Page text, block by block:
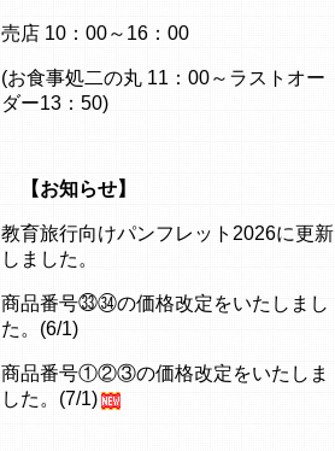
売店 10：00～16：00
(お食事処二の丸 11：00～ラストオー
ダー13：50)
【お知らせ】
教育旅行向けパンフレット2026に更新
しました。
商品番号㉝㉞の価格改定をいたしまし
た。(6/1)
商品番号①②③の価格改定をいたしま
した。(7/1)